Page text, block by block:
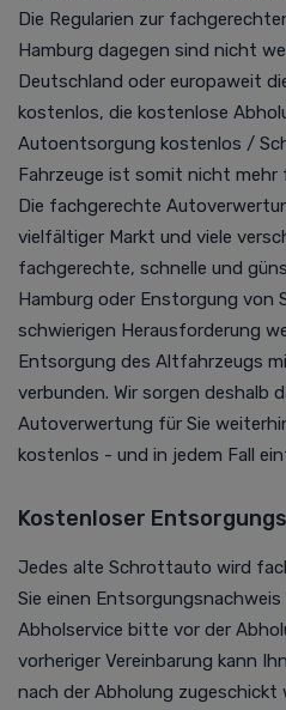
Die Regularien zur
Hamburg dagegen sind nicht
Deutschland oder europaweit
kostenlos, die kostenlose
Autoentsorgung kostenlos /
Fahrzeuge ist somit nicht mehr
Die fachgerechte
vielfältiger Markt und viele
fachgerechte, schnelle und
Hamburg oder Enstorgung
schwierigen Herausforderung
Entsorgung des Altfahrzeugs
verbunden. Wir sorgen deshalb
Autoverwertung für Sie
kostenlos - und in jedem Fall
Kostenloser
Jedes alte Schrottauto wird
Sie einen
Abholservice bitte vor der
vorheriger Vereinbarung kann
nach der Abholung zugeschickt